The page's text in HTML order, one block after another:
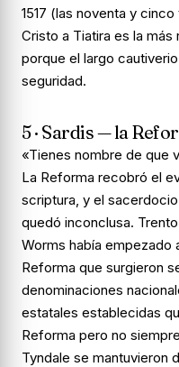
1517 (las noventa y
Cristo a Tiatira es la
porque el largo
seguridad.
5 · Sardis — la
«Tienes nombre de que
La Reforma recobró el
scriptura, y el
quedó inconclusa.
Worms había empezado
Reforma que surgieron
denominaciones
estatales establecidas
Reforma pero no
Tyndale se mantuvieron